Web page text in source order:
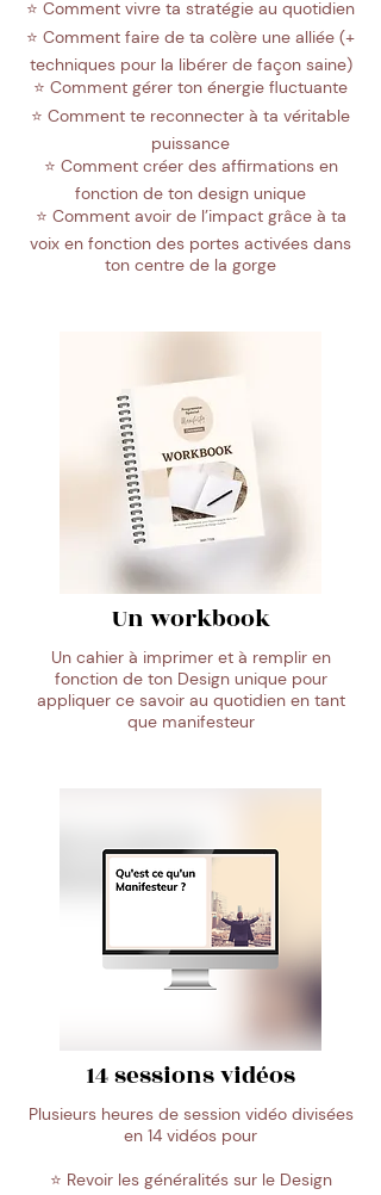
⭐️ Comment vivre ta stratégie au quotidien
⭐️ Comment faire de ta colère une alliée (+
techniques pour la libérer de façon saine)
⭐️ Comment gérer ton énergie fluctuante
⭐️ Comment te reconnecter à ta véritable
puissance
⭐️ Comment créer des affirmations en
fonction de ton design unique
⭐️ Comment avoir de l’impact grâce à ta
voix en fonction des portes activées dans
ton centre de la gorge
Un workbook
Un cahier à imprimer et à remplir en
fonction de ton Design unique pour
appliquer ce savoir au quotidien en tant
que manifesteur
14 sessions vidéos
Plusieurs heures de session vidéo divisées
en 14 vidéos pour
⭐️ Revoir les généralités sur le Design